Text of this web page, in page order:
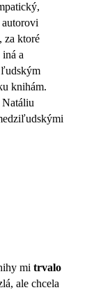
za ktoré
a
ľudským
knihám.
Natáliu
mi trvalo
ale chcela